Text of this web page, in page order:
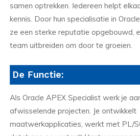
samen optrekken. Iedereen helpt
kennis. Door hun specialisatie in
ze een sterke reputatie opgebouwd,
team uitbreiden om door te groeien.
De Functie:
Als Oracle APEX Specialist werk je
afwisselende projecten. Je ontwikkelt
maatwerkapplicaties, werkt met PL/